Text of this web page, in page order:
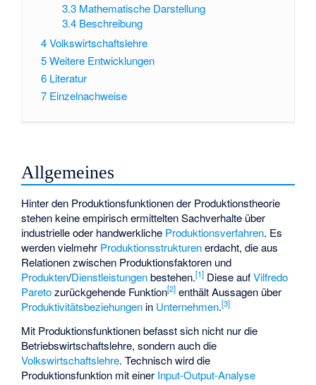
3.3 Mathematische Darstellung
3.4 Beschreibung
4Volkswirtschaftslehre
5Weitere Entwicklungen
6 Literatur
7 Einzelnachweise
Allgemeines
Hinter den Produktionsfunktionen der Produktionstheorie
stehen keine empirisch ermittelten Sachverhalte über
industrielle oder handwerkliche Produktionsverfahren. Es
werden vielmehr Produktionsstrukturenerdacht, die aus
Relationen zwischen Produktionsfaktoren und
Produkten/Dienstleistungenbestehen.[1] Diese aufVilfredo
Paretozurückgehende Funktion[2] enthält Aussagen über
Produktivitätsbeziehungen in Unternehmen.[3]
Mit Produktionsfunktionen befasst sich nicht nur die
Betriebswirtschaftslehre, sondern auch die
Volkswirtschaftslehre. Technisch wird die
Produktionsfunktion mit einer Input-Output-Analyse